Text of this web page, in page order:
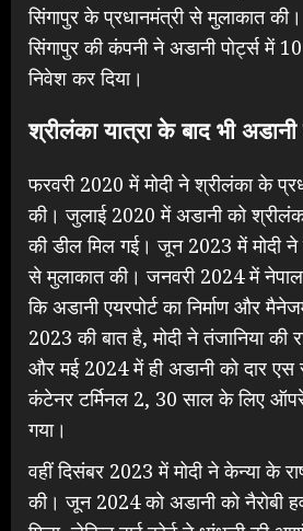
सिंगापुर के प्रधानमंत्री से मुलाकात
सिंगापुर की कंपनी ने अडानी पोर्ट्स में
निवेश कर दिया।
श्रीलंका यात्रा के बाद भी
फरवरी 2020 में मोदी ने श्रीलंका के
की। जुलाई 2020 में अडानी को
की डील मिल गई। जून 2023 में मोदी ने
से मुलाकात की। जनवरी 2024 में
कि अडानी एयरपोर्ट का निर्माण और
2023 की बात है, मोदी ने तंजानिया की
और मई 2024 में ही अडानी को दार एस
कंटेनर टर्मिनल 2, 30 साल के लिए
गया।
वहीं दिसंबर 2023 में मोदी ने केन्या के
की। जून 2024 को अडानी को नैरोबी